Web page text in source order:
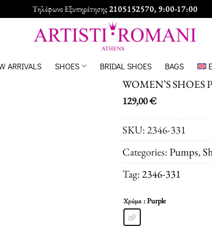
Τηλέφωνο Εξυπηρέτησης2105152570, 9:00-17:00
ARRIVALS SHOES BRIDAL SHOES BAGS
WOMEN’S SHOES
129,00€
SKU:2346-331
Categories:Pumps,
Tag:2346-331
Χρώμα : Purple